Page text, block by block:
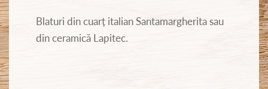
Blaturi din cuarț italian Santamargherita sau
din ceramică Lapitec.